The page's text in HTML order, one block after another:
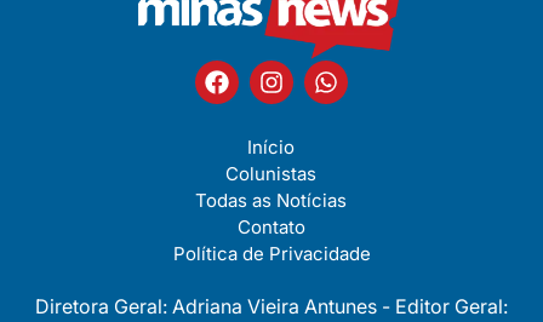
Início
Colunistas
Todas as Notícias
Contato
Política de Privacidade
Diretora Geral: Adriana Vieira Antunes - Editor Geral: